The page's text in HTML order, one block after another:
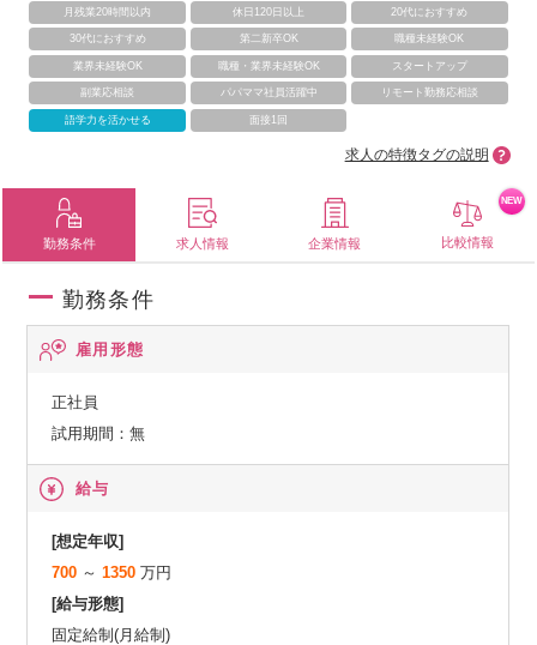
月残業20時間以内 休日120日以上 20代におすすめ
30代におすすめ 第二新卒OK 職種未経験OK
業界未経験OK 職種・業界未経験OK スタートアップ
副業応相談 パパママ社員活躍中 リモート勤務応相談
語学力を活かせる 面接1回
求人の特徴タグの説明
勤務条件 求人情報 企業情報 比較情報
NEW
勤務条件
雇用形態
正社員
試用期間：無
給与
[想定年収]
700 ～1350 万円
[給与形態]
固定給制(月給制)